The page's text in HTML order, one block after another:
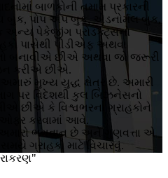
બાળકોની તમામ પ્રકારની
બુક, પોપ અપ બુક, એડનોર્મલ બુક,
અન્ય પેકેજીંગ પ્રોડક્ટ્સનો
પાસેથી પીડીએફ અથવા
બનાવીએ છીએ અથવા જો જરૂરી
કરીએ છીએ.
મુખ્ય યુદ્ધ ક્ષેત્ર છે. અમારી
પર વિદેશથી કુલ બિઝનેસનો
છીએ કે વિશ્વભરના ગ્રાહકોને
ઓફર કરવામાં આવે.
ભગવાન છે અને ગુણવત્તા એ
ગ્રાહકો માટે વિચારવું.